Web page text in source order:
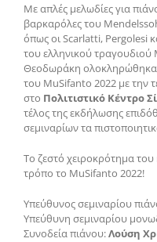
Με απλές μελωδίες για
βαρκαρόλες του
όπως οι Scarlatti, Pergolesi
του ελληνικού τραγουδιού
Θεοδωράκη
του MuSifanto 2022 με την
στο Πολιτιστικό Κέντρο
τέλος της εκδήλωσης
σεμιναρίων τα
Το ζεστό χειροκρότημα
τρόπο το MuSifanto 2022!
Υπεύθυνος σεμιναρίου
Υπεύθυνη σεμιναρίου
Συνοδεία πιάνου:Λούση